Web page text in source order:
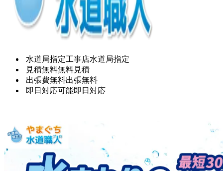
水道局指定工事店水道局指定
見積無料無料見積
出張費無料出張無料
即日対応可能即日対応